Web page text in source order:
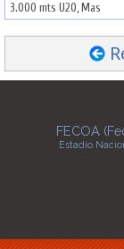
3.000 mts U20, Mas
FECOA
Estadio